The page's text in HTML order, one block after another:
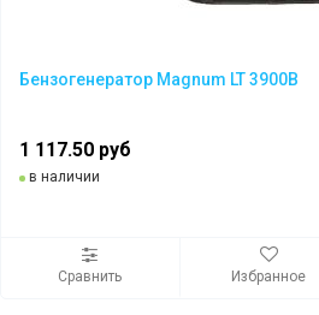
Бензогенератор Magnum LT 3900B
1 117.50 руб
в наличии
Сравнить Избранное